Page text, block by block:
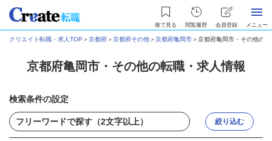
後で見る 閲覧履歴 会員登録 メニュー
クリエイト転職・求人TOP ＞京都府＞京都府その他＞京都府亀岡市＞京都府亀岡市・その他の
京都府亀岡市・その他の転職・求人情報
検索条件の設定
絞り込む